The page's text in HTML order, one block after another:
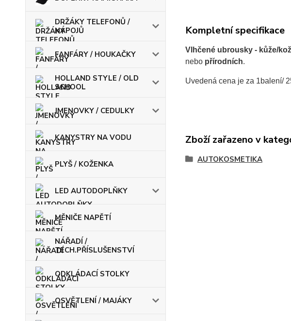
DRŽÁKY TELEFONŮ /
NÁPOJŮ
FANFÁRY / HOUKAČKY
HOLLAND STYLE / OLD
SCHOOL
JMENOVKY / CEDULKY
KANYSTRY NA VODU
PLYŠ / KOŽENKA
LED AUTODOPLŇKY
MĚNIČE NAPĚTÍ
NÁŘADÍ /
TECH.PŘÍSLUŠENSTVÍ
ODKLÁDACÍ STOLKY
OSVĚTLENÍ / MAJÁKY
Kompletní specifikace
Vlhčené ubrousky - kůže/
nebo přírodních.
Uvedená cena je za 1balení/
Zboží zařazeno v
AUTOKOSMETIKA